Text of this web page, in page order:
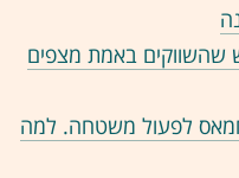
שהשווקים באמת מצפים
לפעול משטחה. למה